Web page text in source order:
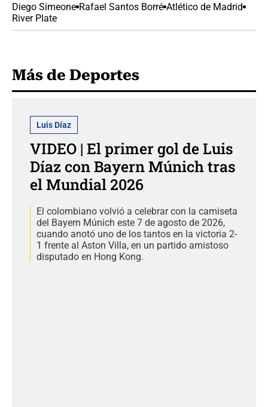
Diego Simeone Rafael Santos Borré Atlético de Madrid
River Plate
Más de Deportes
Luis Díaz
VIDEO | El primer gol de Luis
Díaz con Bayern Múnich tras
el Mundial 2026
El colombiano volvió a celebrar con la camiseta
del Bayern Múnich este 7 de agosto de 2026,
cuando anotó uno de los tantos en la victoria 2-
1 frente al Aston Villa, en un partido amistoso
disputado en Hong Kong.